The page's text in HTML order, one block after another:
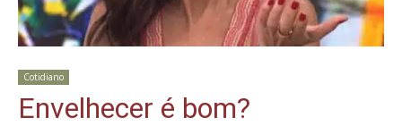
Cotidiano
Envelhecer é bom?